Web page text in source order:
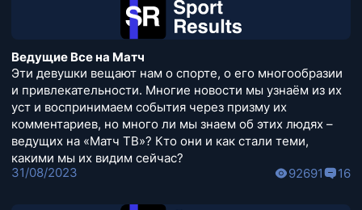
Ведущие Все на Матч
Эти девушки вещают нам о спорте, о его многообразии
и привлекательности. Многие новости мы узнаём из их
уст и воспринимаем события через призму их
комментариев, но много ли мы знаем об этих людях –
ведущих на «Матч ТВ»? Кто они и как стали теми,
какими мы их видим сейчас?
31/08/2023
92691 16